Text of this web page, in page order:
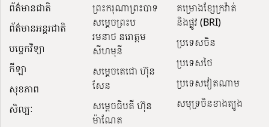
ព័ត៌មានជាតិ
ព័ត៌មានអន្តរជាតិ
បច្ចេកវិទ្យា
កីឡា
សុខភាព
សិល្បៈ
ព្រះករុណាព្រះបាទ
សម្តេចព្រះប
រមនាថ នរោត្តម
សីហមុនី
សម្តេចតេជោ ហ៊ុន
សែន
សម្ដេចធិបតី ហ៊ុន
ម៉ាណែត
គម្រោងខ្សែក្រវ៉ាត់
និងផ្លូវ (BRI)
ប្រទេសចិន
ប្រទេសថៃ
ប្រទេសវៀតណាម
សមុទ្រចិនខាងត្បូង